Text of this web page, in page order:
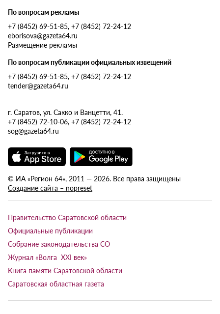
По вопросам рекламы
+7 (8452) 69-51-85, +7 (8452) 72-24-12
eborisova@gazeta64.ru
Размещение рекламы
По вопросам публикации официальных извещений
+7 (8452) 69-51-85, +7 (8452) 72-24-12
tender@gazeta64.ru
г. Саратов, ул. Сакко и Ванцетти, 41.
+7 (8452) 72-10-06, +7 (8452) 72-24-12
sog@gazeta64.ru
© ИА «Регион 64», 2011 — 2026. Все права защищены
Создание сайта – nopreset
Правительство Саратовской области
Официальные публикации
Собрание законодательства СО
Журнал «Волга XXI век»
Книга памяти Саратовской области
Саратовская областная газета